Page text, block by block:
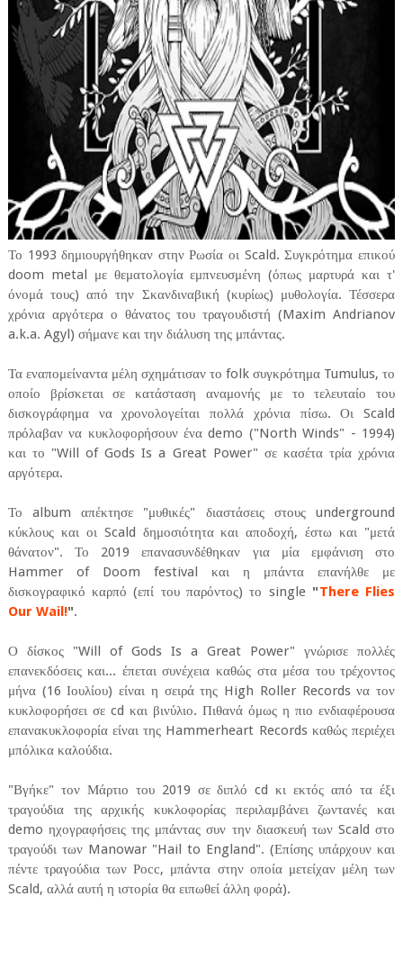
Το 1993 δημιουργήθηκαν στην Ρωσία οι Scald. Συγκρότημα επικού
doom metal με θεματολογία εμπνευσμένη (όπως μαρτυρά και τ'
όνομά τους) από την Σκανδιναβική (κυρίως) μυθολογία. Τέσσερα
χρόνια αργότερα ο θάνατος του τραγουδιστή (Maxim Andrianov
a.k.a. Agyl) σήμανε και την διάλυση της μπάντας.
Τα εναπομείναντα μέλη σχημάτισαν το folk συγκρότημα Tumulus, το
οποίο βρίσκεται σε κατάσταση αναμονής με το τελευταίο του
δισκογράφημα να χρονολογείται πολλά χρόνια πίσω. Οι Scald
πρόλαβαν να κυκλοφορήσουν ένα demo ("North Winds" - 1994)
και το "Will of Gods Is a Great Power" σε κασέτα τρία χρόνια
αργότερα.
Το album απέκτησε "μυθικές" διαστάσεις στους underground
κύκλους και οι Scald δημοσιότητα και αποδοχή, έστω και "μετά
θάνατον". Το 2019 επανασυνδέθηκαν για μία εμφάνιση στο
Hammer of Doom festival και η μπάντα επανήλθε με
δισκογραφικό καρπό (επί του παρόντος) το single "There Flies
Our Wail!".
Ο δίσκος "Will of Gods Is a Great Power" γνώρισε πολλές
επανεκδόσεις και... έπεται συνέχεια καθώς στα μέσα του τρέχοντος
μήνα (16 Ιουλίου) είναι η σειρά της High Roller Records να τον
κυκλοφορήσει σε cd και βινύλιο. Πιθανά όμως η πιο ενδιαφέρουσα
επανακυκλοφορία είναι της Hammerheart Records καθώς περιέχει
μπόλικα καλούδια.
"Βγήκε" τον Μάρτιο του 2019 σε διπλό cd κι εκτός από τα έξι
τραγούδια της αρχικής κυκλοφορίας περιλαμβάνει ζωντανές και
demo ηχογραφήσεις της μπάντας συν την διασκευή των Scald στο
τραγούδι των Manowar "Hail to England". (Επίσης υπάρχουν και
πέντε τραγούδια των Росс, μπάντα στην οποία μετείχαν μέλη των
Scald, αλλά αυτή η ιστορία θα ειπωθεί άλλη φορά).